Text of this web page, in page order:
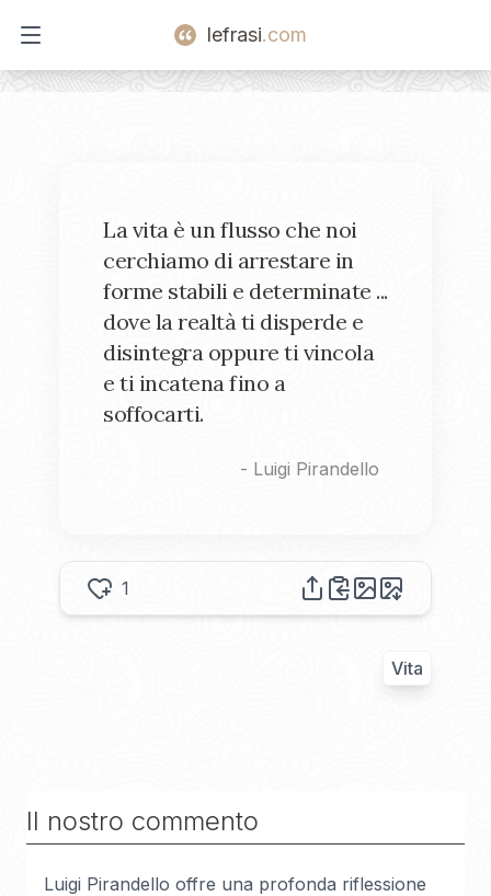
Open main menu
lefrasi.com
La vita è un flusso che noi
cerchiamo di arrestare in
forme stabili e determinate ...
dove la realtà ti disperde e
disintegra oppure ti vincola
e ti incatena fino a
soffocarti.
- Luigi Pirandello
1
Vita
Il nostro commento
Luigi Pirandello offre una profonda riflessione